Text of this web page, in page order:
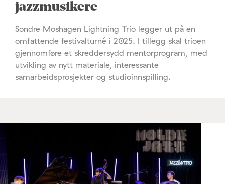
jazzmusikere
Sondre Moshagen Lightning Trio legger ut på en
omfattende festivalturné i 2025. I tillegg skal trioen
gjennomføre et skreddersydd mentorprogram, med
utvikling av nytt materiale, interessante
samarbeidsprosjekter og studioinnspilling.